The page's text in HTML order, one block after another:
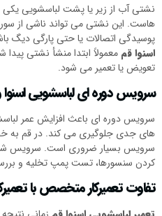
نشتی آب از زیر یا پشت لباسشویی یکی
هاست. این نشتی می تواند ناشی از
پوسیدگی اتصالات یا حتی پارگی دیگ
اسنوا قم معمولاً ابتدا منشأ نشتی
تعویض یا تعمیر می شود.
سرویس دوره ای لباسشویی
سرویس دوره ای باعث افزایش عمر
های جدی جلوگیری می کند. در قم به
سرویس بسیار ضروری است. سرویس
کردن سنسورها، تست پمپ تخلیه و
تفاوت تعمیرکار متخصص با